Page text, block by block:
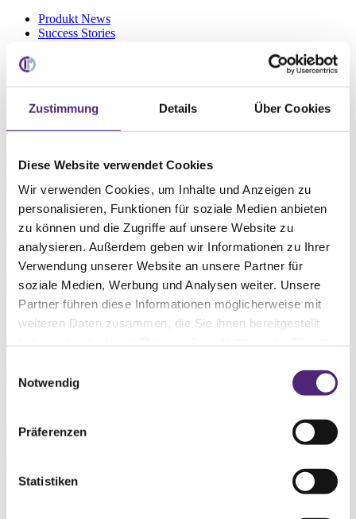
Zustimmung Details Über Cookies
Diese Website verwendet Cookies
Wir verwenden Cookies, um Inhalte und Anzeigen zu
personalisieren, Funktionen für soziale Medien anbieten
zu können und die Zugriffe auf unsere Website zu
analysieren. Außerdem geben wir Informationen zu Ihrer
Verwendung unserer Website an unsere Partner für
soziale Medien, Werbung und Analysen weiter. Unsere
Partner führen diese Informationen möglicherweise mit
weiteren Daten zusammen, die Sie ihnen bereitgestellt
Notwendig
Präferenzen
Statistiken
Produkt News
Success Stories
Innovationen
Neues Buch des Fraunhofer-Instituts in
Innovationen
CAIDAN: KI zur Abwehr von Cyberangriffen
nutzen
Hohe Erwartungen bei KI in der Intralogistik
Innovationen